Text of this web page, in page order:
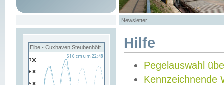
Newsletter
Elbe - Cuxhaven Steubenhöft Hilfe
Pegelauswahl
Kennzeichnende